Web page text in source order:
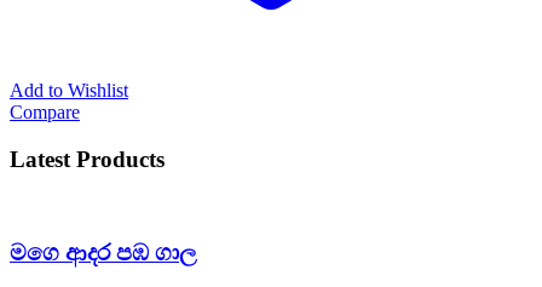
Add to Wishlist
Compare
Latest Products
මගෙ ආදර පඹ ගාල